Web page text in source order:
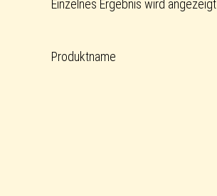
Einzelnes Ergebnis wird angezeigt
Produktname